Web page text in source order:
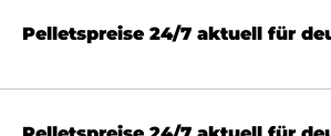
Pelletspreise 24/7 aktuell für